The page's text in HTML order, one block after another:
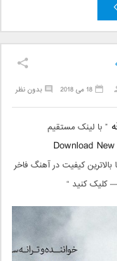
بدون نظر 18 می 2018
” با لینک مستقیم
Download
بالاترین کیفیت در آهنگ فاخر
کلیک کنید “